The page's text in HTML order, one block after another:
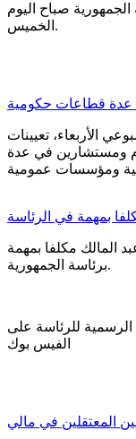
صباح اليوم
الخميس.
عدة قطاعات حكومية
الأربعاء، تعيينات
ومستشارين في عدة
بمهمة في الرئاسة
المالك مكلفا بمهمة
برئاسة الجمهورية.
للرئاسة على
الفيس بوك
المعتقلين في مالي